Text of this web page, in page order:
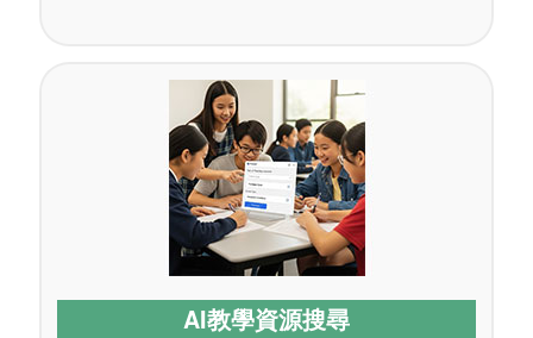
AI教學資源搜尋